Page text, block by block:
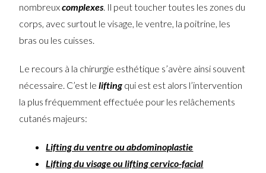
nombreuxcomplexes . Il peut toucher toutes les zones du
corps, avec surtout le visage, le ventre, la poitrine, les
bras ou les cuisses.
Le recours à la chirurgie esthétique s’avère ainsi souvent
nécessaire. C’est lelifting qui est est alors l’intervention
la plus fréquemment effectuée pour les relâchements
cutanés majeurs:
Lifting du ventre ou abdominoplastie
Lifting du visage ou lifting cervico-facial